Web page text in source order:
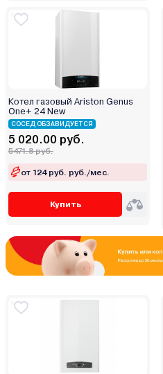
Котел газовый Ariston Genus
One+ 24 New
СОСЕД ОБЗАВИДУЕТСЯ
5 020.00 руб.
5471.8 руб.
от 124 руб. руб./мес.
Купить